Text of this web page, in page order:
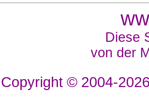
Diese
von der
Copyright © 2004-2026